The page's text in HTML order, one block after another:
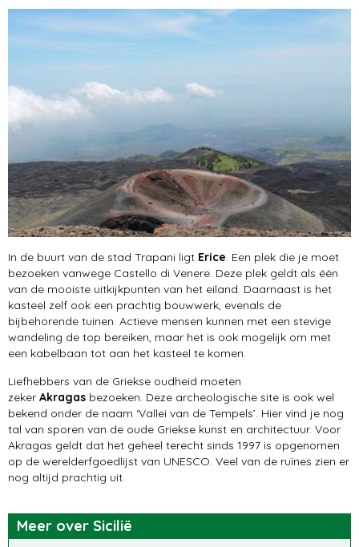
In de buurt van de stad Trapani ligt Erice. Een plek die je moet
bezoeken vanwege Castello di Venere. Deze plek geldt als één
van de mooiste uitkijkpunten van het eiland. Daarnaast is het
kasteel zelf ook een prachtig bouwwerk, evenals de
bijbehorende tuinen. Actieve mensen kunnen met een stevige
wandeling de top bereiken, maar het is ook mogelijk om met
een kabelbaan tot aan het kasteel te komen.
Liefhebbers van de Griekse oudheid moeten
zeker Akragas bezoeken. Deze archeologische site is ook wel
bekend onder de naam ‘Vallei van de Tempels’. Hier vind je nog
tal van sporen van de oude Griekse kunst en architectuur. Voor
Akragas geldt dat het geheel terecht sinds 1997 is opgenomen
op de werelderfgoedlijst van UNESCO. Veel van de ruïnes zien er
nog altijd prachtig uit.
Meer over Sicilië